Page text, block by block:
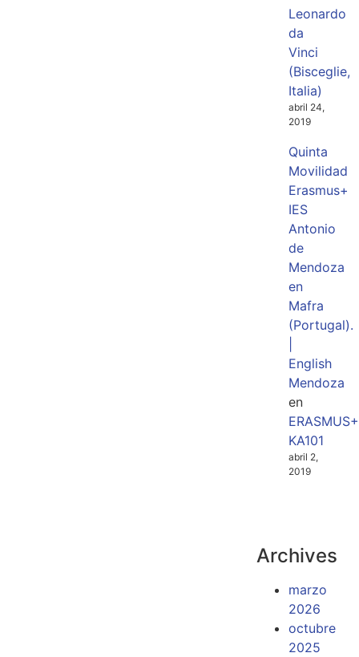
Leonardo
da
Vinci
(Bisceglie,
Italia)
abril 24,
2019
Quinta
Movilidad
Erasmus+
IES
Antonio
de
Mendoza
en
Mafra
(Portugal).
English
Mendoza
en
ERASMUS+
KA101
abril 2,
2019
Archives
marzo
2026
octubre
2025